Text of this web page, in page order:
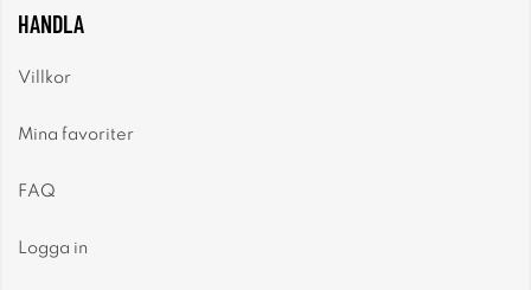
HANDLA
Villkor
Mina favoriter
FAQ
Logga in